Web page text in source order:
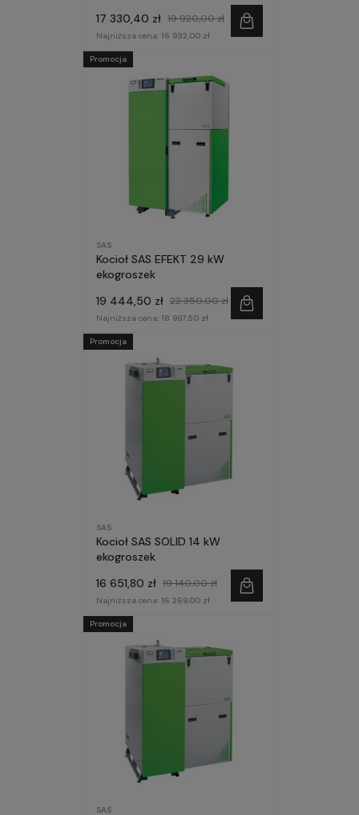
17 330,40 zł 19 920,00 zł
Najniższa cena: 16 932,00 zł
SAS
Kocioł SAS EFEKT 29 kW
ekogroszek
19 444,50 zł 22 350,00 zł
Najniższa cena: 18 997,50 zł
Promocja
SAS
Kocioł SAS SOLID 14 kW
ekogroszek
16 651,80 zł 19 140,00 zł
Najniższa cena: 16 269,00 zł
Promocja
SAS
Promocja